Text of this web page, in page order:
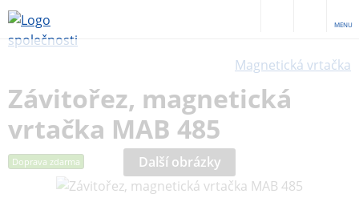
MENU
Magnetická vrtačka
Závitořez, magnetická
vrtačka MAB 485
Doprava zdarma Další obrázky